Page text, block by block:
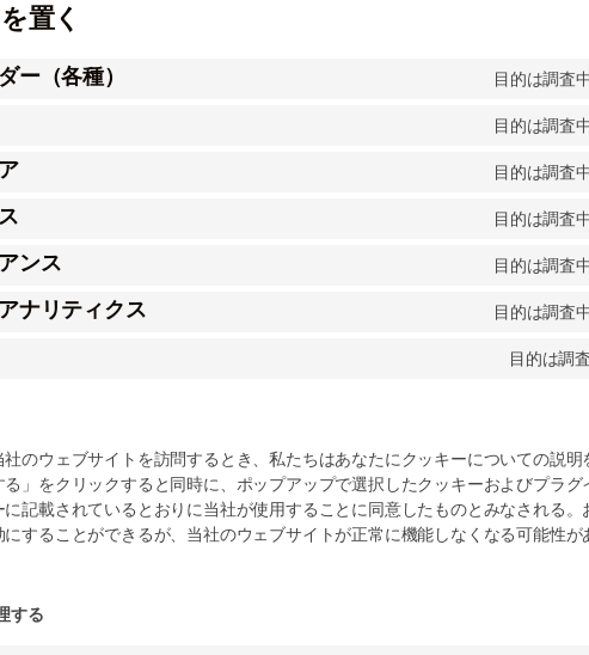
置く
ー（各種） 目的は調査
目的は調査
目的は調査
目的は調査
ンス 目的は調査
ナリティクス 目的は調査
目的は調
のウェブサイトを訪問するとき、私たちはあなたにクッキーについての説
る」をクリックすると同時に、ポップアップで選択したクッキーおよびプラ
に記載されているとおりに当社が使用することに同意したものとみなされる
にすることができるが、当社のウェブサイトが正常に機能しなくなる可能性
する